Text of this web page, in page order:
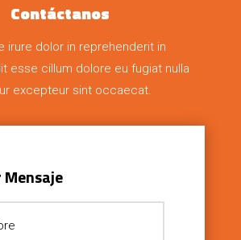
Contáctanos
irure dolor in reprehenderit in
esse cillum dolore eu fugiat nulla
excepteur sint occaecat.